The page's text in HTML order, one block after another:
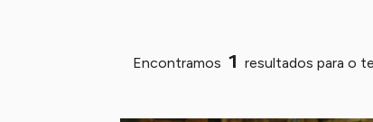
Encontramos 1 resultados para o